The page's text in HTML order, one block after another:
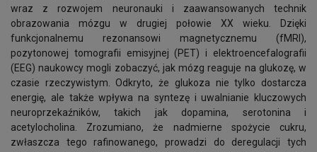
wraz z rozwojem neuronauki i zaawansowanych technik
obrazowania mózgu w drugiej połowie XX wieku. Dzięki
funkcjonalnemu rezonansowi magnetycznemu (fMRI),
pozytonowej tomografii emisyjnej (PET) i elektroencefalografii
(EEG) naukowcy mogli zobaczyć, jak mózg reaguje na glukozę, w
czasie rzeczywistym. Odkryto, że glukoza nie tylko dostarcza
energię, ale także wpływa na syntezę i uwalnianie kluczowych
neuroprzekaźników, takich jak dopamina, serotonina i
acetylocholina. Zrozumiano, że nadmierne spożycie cukru,
zwłaszcza tego rafinowanego, prowadzi do deregulacji tych